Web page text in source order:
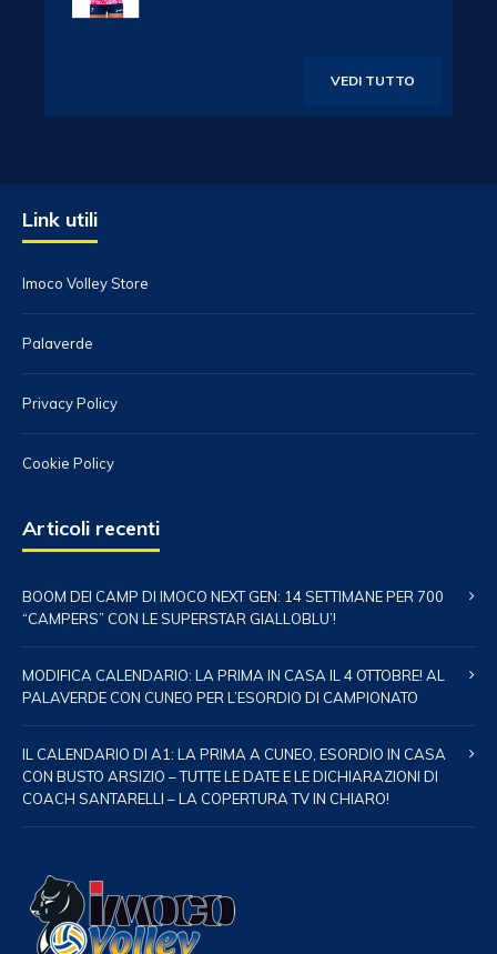
VEDI TUTTO
Link utili
Imoco Volley Store
Palaverde
Privacy Policy
Cookie Policy
Articoli recenti
BOOM DEI CAMP DI IMOCO NEXT GEN: 14 SETTIMANE PER 700
“CAMPERS” CON LE SUPERSTAR GIALLOBLU’!
MODIFICA CALENDARIO: LA PRIMA IN CASA IL 4 OTTOBRE! AL
PALAVERDE CON CUNEO PER L’ESORDIO DI CAMPIONATO
IL CALENDARIO DI A1: LA PRIMA A CUNEO, ESORDIO IN CASA
CON BUSTO ARSIZIO – TUTTE LE DATE E LE DICHIARAZIONI DI
COACH SANTARELLI – LA COPERTURA TV IN CHIARO!